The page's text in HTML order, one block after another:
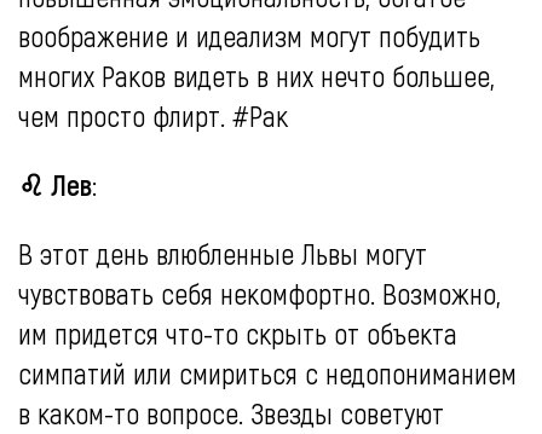
воображение и идеализм могут побудить
многих Раков видеть в них нечто большее,
чем просто флирт. #Рак
♌ Лев:
В этот день влюбленные Львы могут
чувствовать себя некомфортно. Возможно,
им придется что-то скрыть от объекта
симпатий или смириться с недопониманием
в каком-то вопросе. Звезды советуют